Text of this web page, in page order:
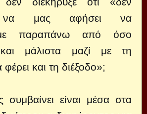
να μας αφήσει να
παραπάνω από όσο
μάλιστα μαζί με τη
και τη διέξοδο»;
είναι μέσα στα